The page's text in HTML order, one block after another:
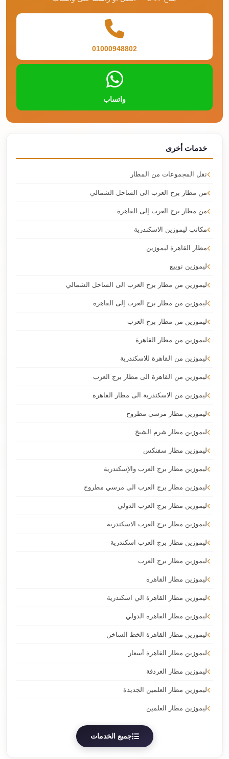
01000948802
واتساب
خدمات أخرى
نقل المجموعات من المطار
من مطار برج العرب الى الساحل الشمالي
من مطار برج العرب إلى القاهرة
مكاتب ليموزين الاسكندرية
مطار القاهرة ليموزين
ليموزين نويبع
ليموزين من مطار برج العرب الى الساحل الشمالي
ليموزين من مطار برج العرب إلى القاهرة
ليموزين من مطار برج العرب
ليموزين من مطار القاهرة
ليموزين من القاهرة للاسكندرية
ليموزين من القاهرة الى مطار برج العرب
ليموزين من الاسكندرية الى مطار القاهرة
ليموزين مطار مرسي مطروح
ليموزين مطار شرم الشيخ
ليموزين مطار سفنكس
ليموزين مطار برج العرب والإسكندرية
ليموزين مطار برج العرب الي مرسي مطروح
ليموزين مطار برج العرب الدولي
ليموزين مطار برج العرب الاسكندرية
ليموزين مطار برج العرب اسكندرية
ليموزين مطار برج العرب
ليموزين مطار القاهره
ليموزين مطار القاهرة الي اسكندرية
ليموزين مطار القاهرة الدولي
ليموزين مطار القاهرة الخط الساخن
ليموزين مطار القاهرة أسعار
ليموزين مطار الغردقة
ليموزين مطار العلمين الجديدة
ليموزين مطار العلمين
جميع الخدمات